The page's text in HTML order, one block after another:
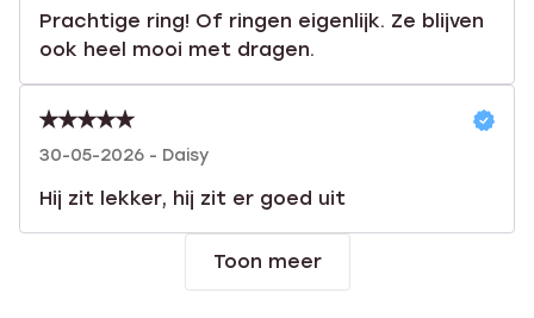
Prachtige ring! Of ringen eigenlijk. Ze blijven
ook heel mooi met dragen.
30-05-2026 - Daisy
Hij zit lekker, hij zit er goed uit
Toon meer